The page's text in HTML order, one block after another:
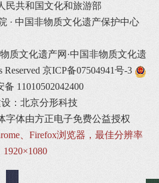
民共和国文化和旅游部
· 中国非物质文化遗产保护中心
质文化遗产网·中国非物质文化遗
京ICP备07504941号-3
备 11010502042400
：北京分形科技
字体由方正电子免费公益授权
、Firefox浏览器，最佳分辨率
1920×1080